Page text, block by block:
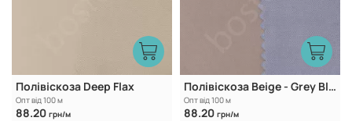
Полівіскоза Deep Flax
Опт від 100 м
88.20 грн/м
Полівіскоза Beige - Grey Blue
Опт від 100 м
88.20 грн/м